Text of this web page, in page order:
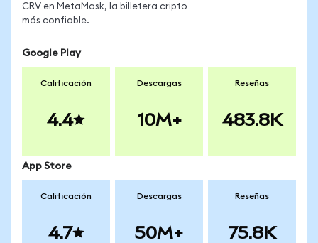
CRV en MetaMask, la billetera cripto
más confiable.
Google Play
Calificación
4.4
Descargas
10M+
Reseñas
483.8K
App Store
Calificación
4.7
Descargas
50M+
Reseñas
75.8K